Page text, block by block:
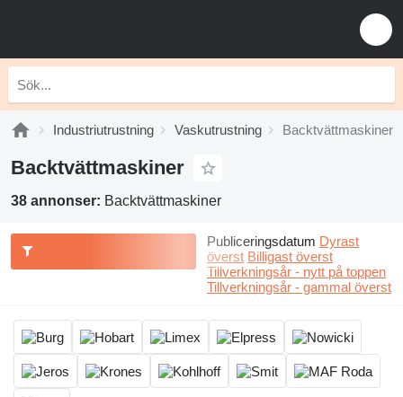
Industriutrustning Vaskutrustning Backtvättmaskiner
Backtvättmaskiner
38 annonser: Backtvättmaskiner
Publiceringsdatum Dyrast
överst Billigast överst
Tillverkningsår - nytt på toppen
Tillverkningsår - gammal överst